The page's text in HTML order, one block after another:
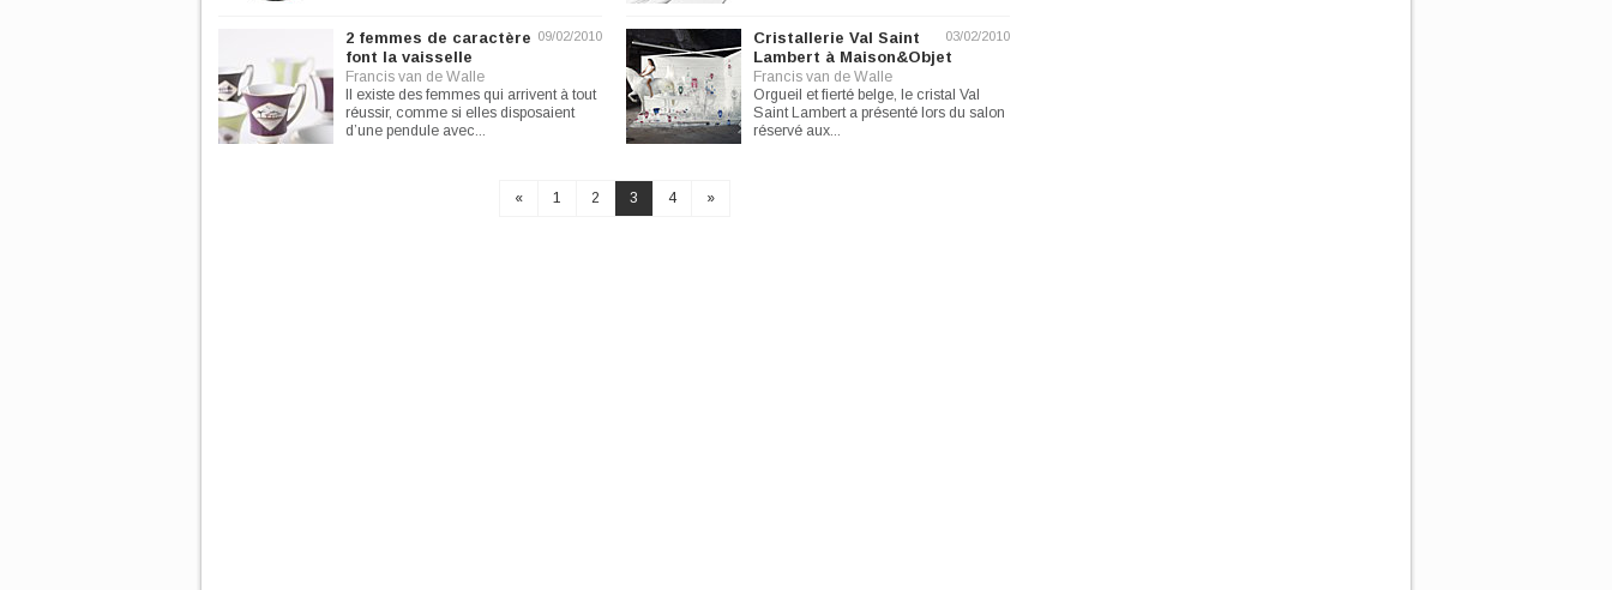
09/02/2010
2 femmes de caractère
font la vaisselle
Francis van de Walle
Il existe des femmes qui arrivent à tout
réussir, comme si elles disposaient
d’une pendule avec...
03/02/2010
Cristallerie Val Saint
Lambert à Maison&Objet
Francis van de Walle
Orgueil et fierté belge, le cristal Val
Saint Lambert a présenté lors du salon
réservé aux...
« 1 2 3 4 »